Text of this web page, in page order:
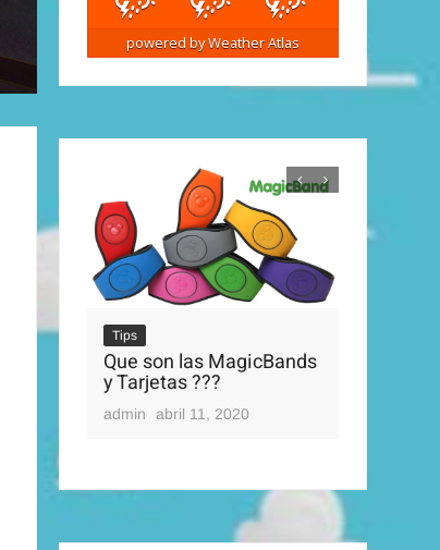
powered byWeather Atlas
Tips
Que son las MagicBands
y Tarjetas ???
admin abril 11, 2020